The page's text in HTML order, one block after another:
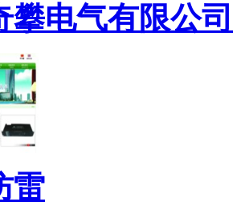
攀电气有限公司
雷